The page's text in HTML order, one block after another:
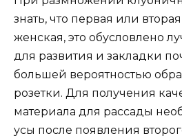
знать, что первая или
женская, это обусловлено
для развития и закладки
большей вероятностью
розетки. Для получения
материала для рассады
усы после появления